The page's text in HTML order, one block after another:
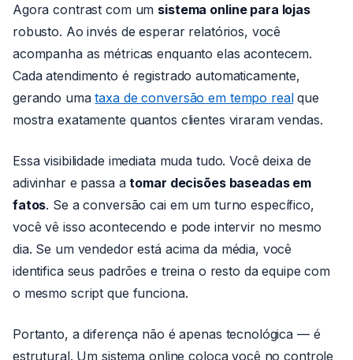
Agora contrast com um sistema online para lojas
robusto. Ao invés de esperar relatórios, você
acompanha as métricas enquanto elas acontecem.
Cada atendimento é registrado automaticamente,
gerando umataxa de conversão em tempo realque
mostra exatamente quantos clientes viraram vendas.
Essa visibilidade imediata muda tudo. Você deixa de
adivinhar e passa atomar decisões baseadas em
fatos. Se a conversão cai em um turno específico,
você vê isso acontecendo e pode intervir no mesmo
dia. Se um vendedor está acima da média, você
identifica seus padrões e treina o resto da equipe com
o mesmo script que funciona.
Portanto, a diferença não é apenas tecnológica — é
estrutural. Um sistema online coloca você no controle